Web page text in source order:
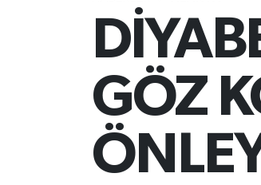
GÖZ
Gazipaşa
Gündem
İnşaat-Emlak